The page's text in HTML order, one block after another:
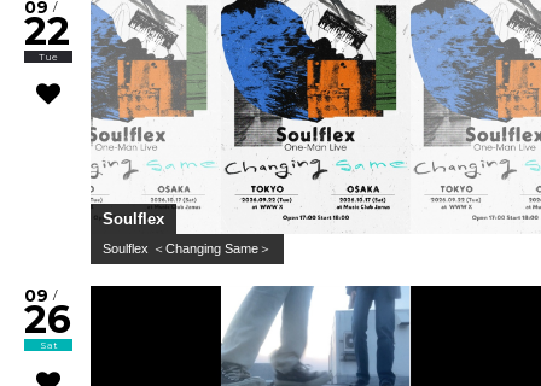
09 /
22
Tue
Soulflex
Soulflex ＜Changing Same＞
09 /
26
Sat